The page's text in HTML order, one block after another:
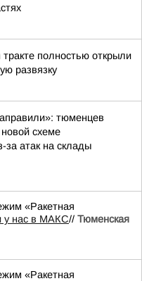
полностью открыли
развязку
тюменцев
схеме
за атак на склады
«Ракетная
у нас в МАКС// Тюменская
«Ракетная